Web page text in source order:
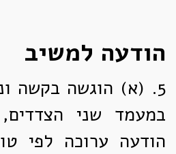
הודעה למשיב
5. (א)
הוגשה בקשה
במעמד שני